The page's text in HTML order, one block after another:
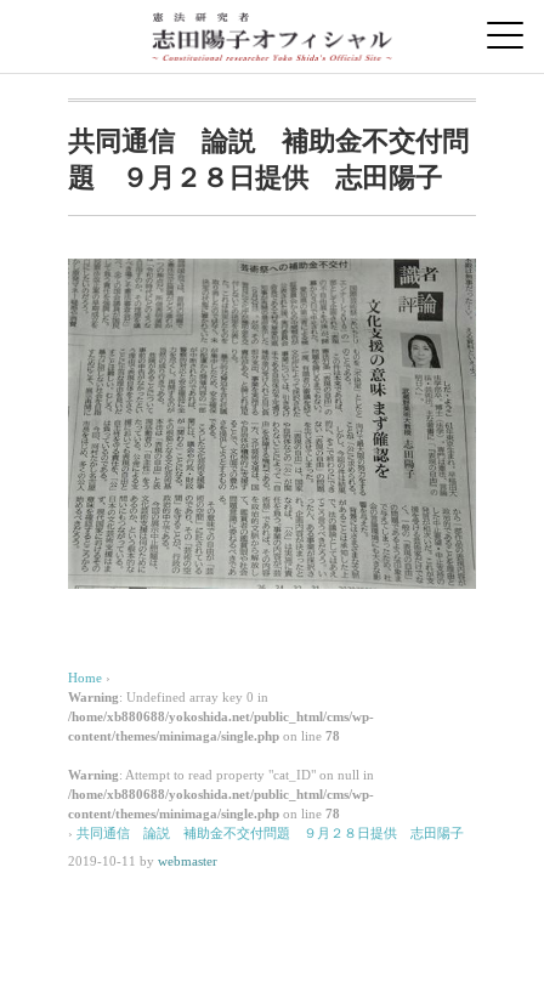
共同通信 論説 補助金不交付問
題 ９月２８日提供 志田陽子
Home ›
Warning: Undefined array key 0 in
/home/xb880688/yokoshida.net/public_html/cms/wp-
content/themes/minimaga/single.php on line 78
Warning: Attempt to read property "cat_ID" on null in
/home/xb880688/yokoshida.net/public_html/cms/wp-
content/themes/minimaga/single.php on line 78
› 共同通信 論説 補助金不交付問題 ９月２８日提供 志田陽子
2019-10-11 by webmaster